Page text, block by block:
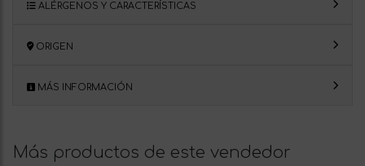
ALÉRGENOS Y CARACTERÍSTICAS
ORIGEN
MÁS INFORMACIÓN
Más productos de este vendedor